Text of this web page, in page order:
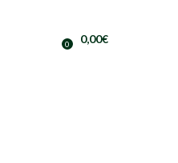
0 0,00€